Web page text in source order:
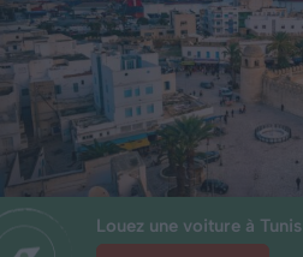
Louez une voiture à Tunis